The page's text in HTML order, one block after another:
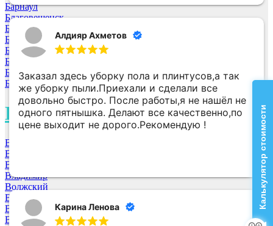
Барнаул
Благовещенск
Братск
Белгород
Балашиха МО
Бийск
Биробиджан
Брянск
В
Воронеж
Владивосток
Волгоград
Владимир
Волжский
Владикавказ
Вологда
Великий Новгород
Алдияр Ахметов
Заказал здесь уборку пола и плинтусов,а так
же уборку пыли.Приехали и сделали все
довольно быстро. После работы,я не нашёл не
одного пятнышка. Делают все качественно,по
цене выходит не дорого.Рекомендую !
Карина Ленова Калькулятор стоимости